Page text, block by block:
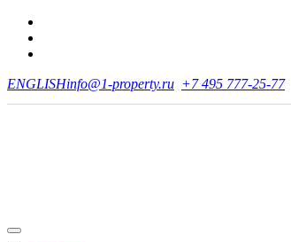
ENGLISHinfo@1-property.ru +7 495 777-25-77